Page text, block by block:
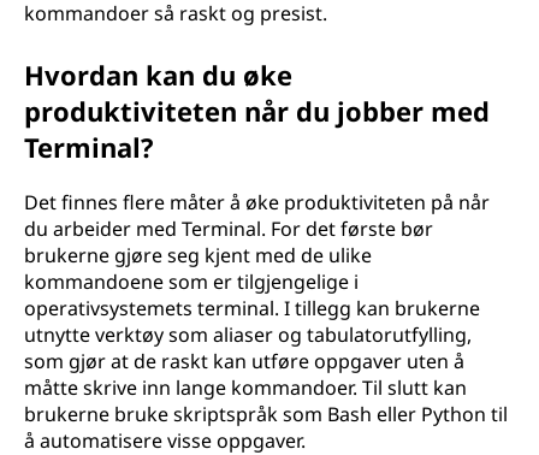
kommandoer så raskt og presist.
Hvordan kan du øke
produktiviteten når du jobber med
Terminal?
Det finnes flere måter å øke produktiviteten på når
du arbeider med Terminal. For det første bør
brukerne gjøre seg kjent med de ulike
kommandoene som er tilgjengelige i
operativsystemets terminal. I tillegg kan brukerne
utnytte verktøy som aliaser og tabulatorutfylling,
som gjør at de raskt kan utføre oppgaver uten å
måtte skrive inn lange kommandoer. Til slutt kan
brukerne bruke skriptspråk som Bash eller Python til
å automatisere visse oppgaver.